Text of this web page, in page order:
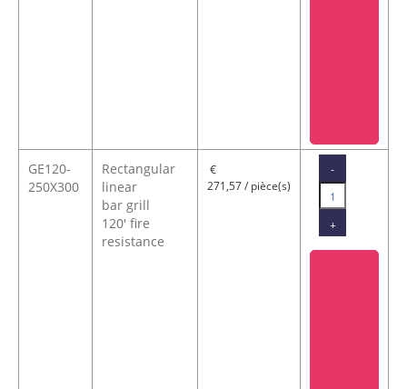
GE120-
250X300
Rectangular
linear
bar grill
120' fire
resistance
271,57 / pièce(s)